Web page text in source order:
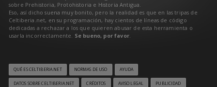
sobre Prehistoria, Protohistoria e Historia Antigua.
Eso, así dicho suena muy bonito, pero la realidad es que en las tripas de
Celtiberia.net, en su programación, hay cientos de líneas de código
dedicadas a rechazar a los que quieren abusar de esta herramienta o
usarla incorrectamente. Se bueno, por favor.
QUÉ ES CELTIBERIA.NET NORMAS DE USO AYUDA
DATOS SOBRE CELTIBERIA.NET CRÉDITOS AVISO LEGAL PUBLICIDAD